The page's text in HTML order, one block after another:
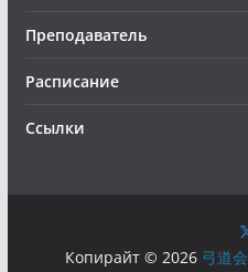
Преподаватель
Расписание
Ссылки
Копирайт © 2026 弓道会